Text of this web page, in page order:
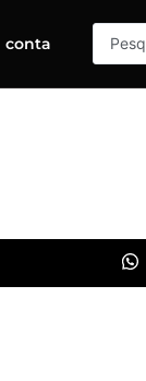
conta